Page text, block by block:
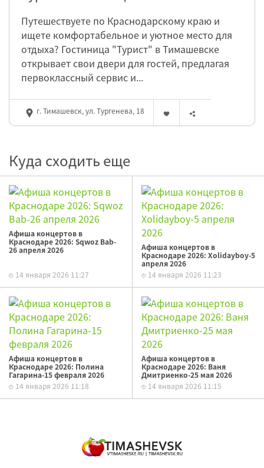
Путешествуете по Краснодарскому краю и
ищете комфортабельное и уютное место для
отдыха? Гостиница "Турист" в Тимашевске
открывает свои двери для гостей, предлагая
первоклассный сервис и...
г. Тимашевск, ул. Тургенева, 18
Куда сходить еще
Афиша концертов в
Краснодаре 2026: Sqwoz Bab-
26 апреля 2026
14 января 2026 11:27
Афиша концертов в
Краснодаре 2026: Xolidayboy-5
апреля 2026
14 января 2026 11:23
Афиша концертов в
Краснодаре 2026: Полина
Гагарина-15 февраля 2026
14 января 2026 11:18
Афиша концертов в
Краснодаре 2026: Ваня
Дмитриенко-25 мая 2026
14 января 2026 11:15